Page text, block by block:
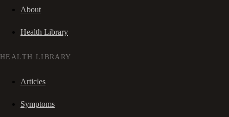
About
Health Library
HEALTH LIBRARY
Articles
Symptoms